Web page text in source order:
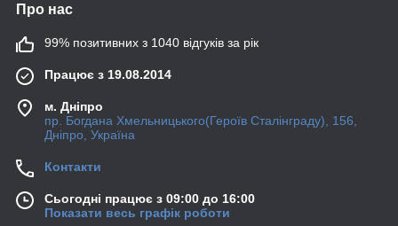
Про нас
99% позитивних з 1040 відгуків за рік
Працює з 19.08.2014
м. Дніпро
пр. Богдана Хмельницького(Героїв Сталінграду), 156,
Дніпро, Україна
Контакти
Сьогодні працює з 09:00 до 16:00
Показати весь графік роботи